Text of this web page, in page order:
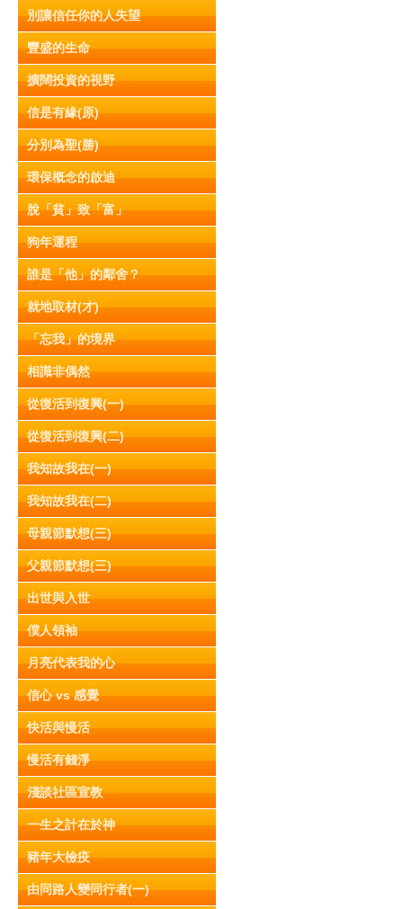
別讓信任你的人失望
豐盛的生命
擴闊投資的視野
信是有緣(原)
分別為聖(勝)
環保概念的啟迪
脫「貧」致「富」
狗年運程
誰是「他」的鄰舍？
就地取材(才)
「忘我」的境界
相識非偶然
從復活到復興(一)
從復活到復興(二)
我知故我在(一)
我知故我在(二)
母親節默想(三)
父親節默想(三)
出世與入世
僕人領袖
月亮代表我的心
信心 vs 感覺
快活與慢活
慢活有錢淨
淺談社區宣教
一生之計在於神
豬年大檢疫
由同路人變同行者(一)